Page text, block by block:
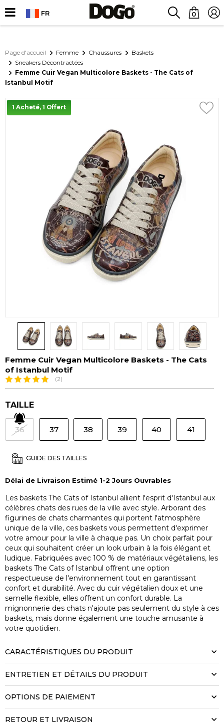
FR 0
Page d'accueil Femme Chaussures
Baskets
Sneakers Décontractées
Femme Cuir Vegan Multicolore Baskets - The Cats of
Istanbul Motif
1 Acheté, 1 Offert
Femme Cuir Vegan Multicolore Baskets - The Cats
of Istanbul Motif
(2)
TAILLE
36 37 38 39 40 41
GUIDE DES TAILLES
Délai de Livraison Estimé 1-2 Jours Ouvrables
Les baskets The Cats of Istanbul allient l'esprit d'Istanbul aux
célèbres chats des rues de la ville avec style. Arborant des
figurines de chats charmantes qui portent l'atmosphère
unique de la ville, ces baskets vous permettent d'exprimer
votre amour pour la ville à chaque pas. Un choix parfait pour
ceux qui souhaitent créer un look urbain à la fois élégant et
ludique. Fabriquées avec 100 % de matériaux végétaliens, les
baskets The Cats of Istanbul offrent une option
respectueuse de l'environnement tout en garantissant
confort et durabilité. Avec du cuir végétalien doux et une
semelle flexible, elles offrent un confort durable. La
mignonnerie des chats n'ajoute pas seulement du style à ces
baskets, mais donne également une touche amusante à
votre quotidien.
CARACTÉRISTIQUES DU PRODUIT
ENTRETIEN ET DÉTAILS DU PRODUIT
OPTIONS DE PAIEMENT
RETOUR ET LIVRAISON